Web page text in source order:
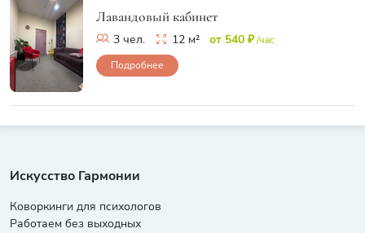
Лавандовый кабинет
3 чел. 12 м² от 540 ₽/час
Подробнее
Искусство Гармонии
Коворкинги для психологов
Работаем без выходных